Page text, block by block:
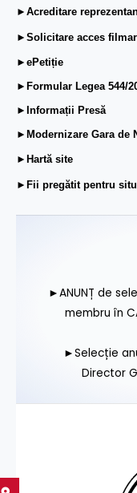
►Acreditare
►Solicitare acces
►ePetiție
►Formular Legea 544/
►Informații Presă
►Modernizare Gara de
►Hartă site
►Fii pregătit pentru
►ANUNȚ de
membru în
►Selecție
Director